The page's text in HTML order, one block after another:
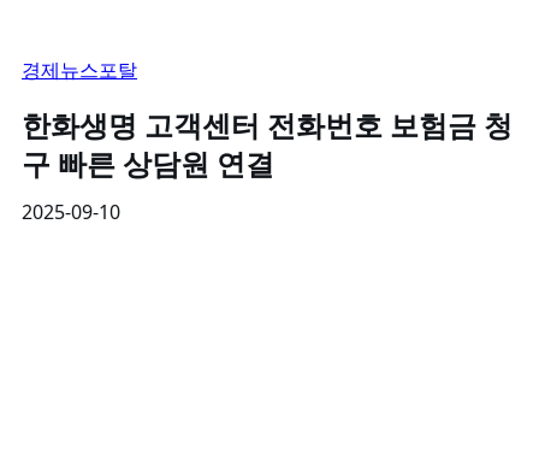
경제뉴스포탈
한화생명 고객센터 전화번호 보험금 청
구 빠른 상담원 연결
2025-09-10